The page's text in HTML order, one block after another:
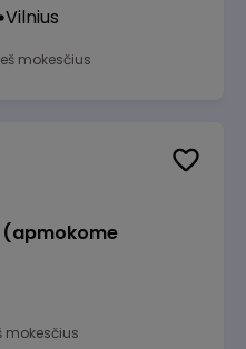
Vilnius
mokesčius
mokesčius